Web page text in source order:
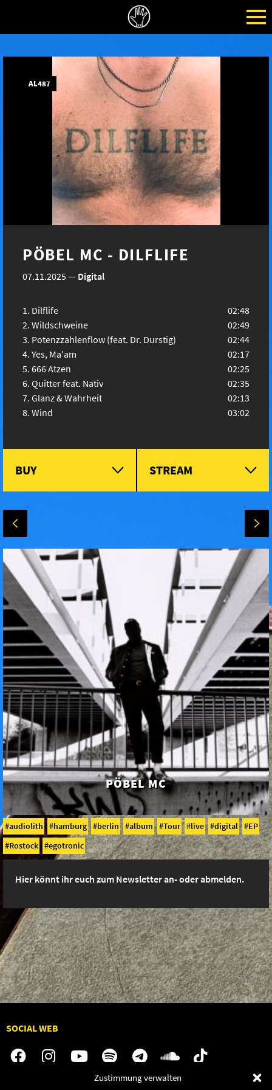
Zustimmung verwalten
AL487
PÖBEL MC - DILFLIFE
07.11.2025 — Digital
Dilflife
02:48
Wildschweine
02:49
Potenzzahlenflow (feat. Dr. Durstig)
02:44
Yes, Ma'am
02:17
666 Atzen
02:25
Quitter feat. Nativ
02:35
Glanz & Wahrheit
02:13
Wind
03:02
BUY STREAM
PÖBEL MC
audiolith hamburg berlin album Tour live digital
EP
Rostock
egotronic
Hier könnt ihr euch zum Newsletter an- oder abmelden.
SOCIAL WEB